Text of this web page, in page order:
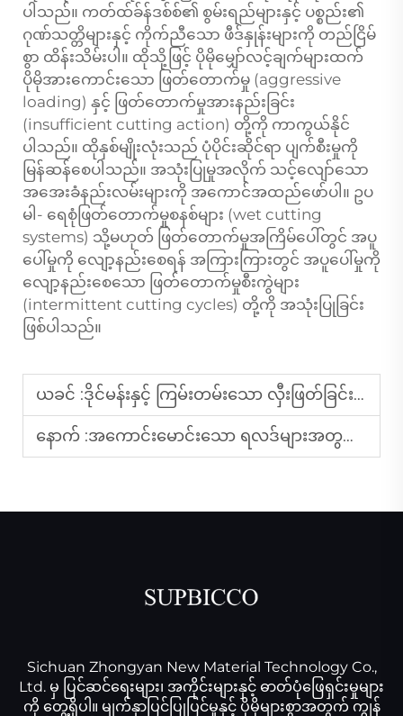
ပါသည်။ ကတ်ထ်ခ်န်ဒစ်စ်၏ စွမ်းရည်များနှင့် ပစ္စည်း၏
ဂုဏ်သတ္တိများနှင့် ကိုက်ညီသော ဖီဒ်နှုန်းများကို တည်ငြိမ်
စွာ ထိန်းသိမ်းပါ။ ထိုသို့ဖြင့် ပိုမိုမျှော်လင့်ချက်များထက်
ပိုမိုအားကောင်းသော ဖြတ်တောက်မှု (aggressive
loading) နှင့် ဖြတ်တောက်မှုအားနည်းခြင်း
(insufficient cutting action) တို့ကို ကာကွယ်နိုင်
ပါသည်။ ထိုနှစ်မျိုးလုံးသည် ပုံပိုင်းဆိုင်ရာ ပျက်စီးမှုကို
မြန်ဆန်စေပါသည်။ အသုံးပြုမှုအလိုက် သင့်လျော်သော
အအေးခံနည်းလမ်းများကို အကောင်အထည်ဖော်ပါ။ ဥပ
မါ- ရေစုံဖြတ်တောက်မှုစနစ်များ (wet cutting
systems) သို့မဟုတ် ဖြတ်တောက်မှုအကြိမ်ပေါ်တွင် အပူ
ပေါ်မှုကို လျော့နည်းစေရန် အကြားကြားတွင် အပူပေါ်မှုကို
လျော့နည်းစေသော ဖြတ်တောက်မှုစီးကွဲများ
(intermittent cutting cycles) တို့ကို အသုံးပြုခြင်း
ဖြစ်ပါသည်။
ယခင် :ဒိုင်မန်းနှင့် ကြမ်းတမ်းသော လှီးဖြတ်ခြင်းဒီဇိုင်း - ဘယ်အရာကို ရွေးချယ်သင့်ပါသလဲ။
နောက် :အကောင်းမောင်းသော ရလဒ်များအတွက် ပေါလီရှင်းပက်ဒများကို ရွေးချယ်နည်း
Sichuan Zhongyan New Material Technology Co.,
Ltd. မှ ပြင်ဆင်ရေးများ၊ အကိုင်းများနှင့် ဓာတ်ပုံဖြေရှင်းမှုများ
ကို တွေ့ရှိပါ။ မျက်နှာပြင်ပြုပြင်မှုနှင့် ပိုမိုများစွာအတွက် ကျွန်